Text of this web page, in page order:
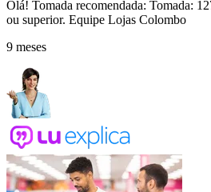
Olá! Tomada recomendada: Tomada:
ou superior. Equipe Lojas Colombo
9 meses